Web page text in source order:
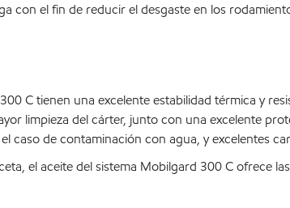
con el fin de reducir el desgaste en los
C tienen una excelente estabilidad térmica y
limpieza del cárter, junto con una excelente
de contaminación con agua, y excelentes
el aceite del sistema Mobilgard 300 C ofrece